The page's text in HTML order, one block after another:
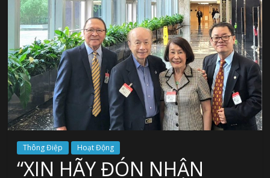
Thông Điệp Hoạt Động
“XIN HÃY ĐÓN NHẬN